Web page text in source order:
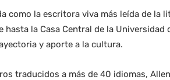
como la escritora viva más leída de la
hasta la Casa Central de la
y aporte a la cultura.
traducidos a más de 40 idiomas,